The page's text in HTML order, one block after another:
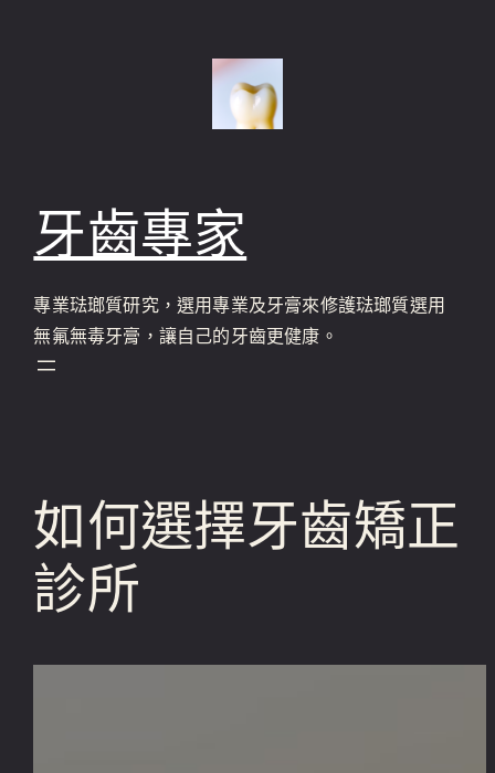
牙齒專家
專業琺瑯質研究，選用專業及牙膏來修護琺瑯質選用
無氟無毒牙膏，讓自己的牙齒更健康。
如何選擇牙齒矯正
診所